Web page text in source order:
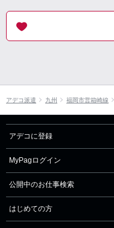
アデコ派遣 九州 福岡市営箱崎線
アデコに登録
MyPagログイン
公開中のお仕事検索
はじめての方